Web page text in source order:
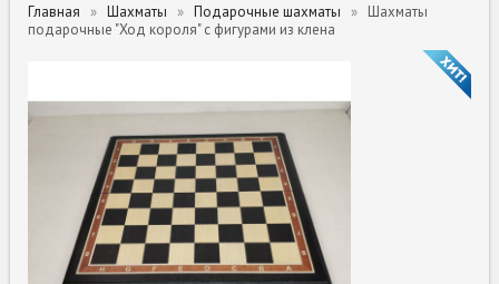
Главная Шахматы Подарочные шахматы
Шахматы
подарочные "Ход короля" с фигурами из клена